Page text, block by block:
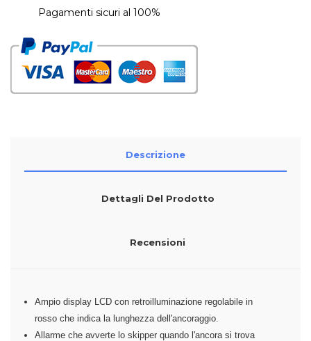
Pagamenti sicuri al 100%
Descrizione
Dettagli Del Prodotto
Recensioni
Ampio display LCD con retroilluminazione regolabile in
rosso che indica la lunghezza dell'ancoraggio.
Allarme che avverte lo skipper quando l'ancora si trova